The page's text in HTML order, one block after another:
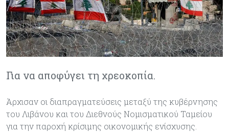
Για να αποφύγει τη χρεοκοπία.
Άρχισαν οι διαπραγματεύσεις μεταξύ της κυβέρνησης
του Λιβάνου και του Διεθνούς Νομισματικού Ταμείου
για την παροχή κρίσιμης οικονομικής ενίσχυσης.